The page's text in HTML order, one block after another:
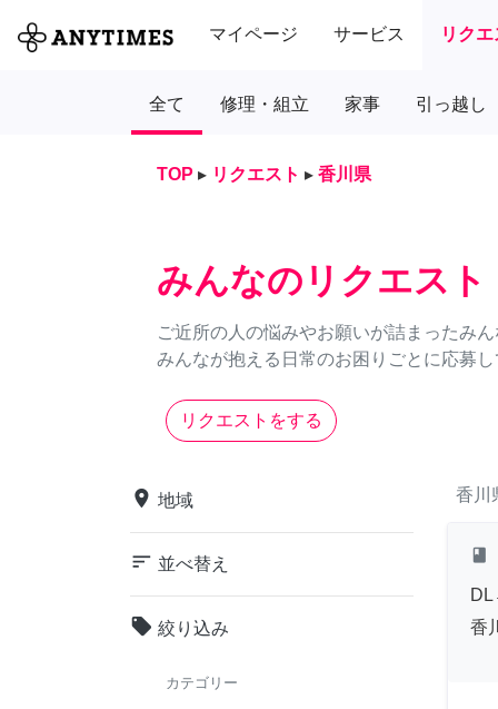
マイページ サービス リク
全て 修理・組立 家事 引っ越し
TOP ▸ リクエスト ▸ 香川県
みんなのリクエスト
ご近所の人の悩みやお願いが詰まったみ
みんなが抱える日常のお困りごとに応募
リクエストをする
place 地域
sort 並べ替え
local_offer 絞り込み
カテゴリー
香川
class
香